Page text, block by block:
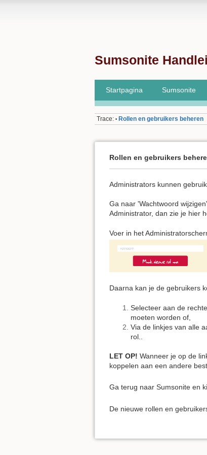
Sumsonite
Startpagina Sumsonite
Trace: • Rollen en gebruikers beheren
Rollen en gebruikers
Administrators kunnen
Ga naar 'Wachtwoord
Administrator, dan zie je hier
Voer in het
Daarna kan je de gebruikers
Selecteer aan de
moeten worden of,
Via de linkjes van alle
rol..
LET OP! Wanneer je op de
koppelen aan een andere
Ga terug naar Sumsonite en
De nieuwe rollen en